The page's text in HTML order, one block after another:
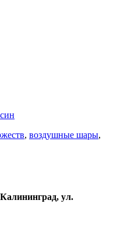
, воздушные шары,
Калининград, ул.